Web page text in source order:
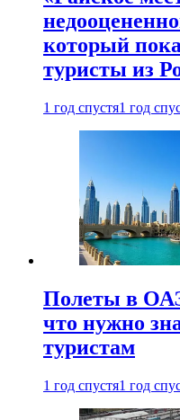
который
туристы из
1 год спустя1 год
Полеты в
что нужно
туристам
1 год спустя1 год